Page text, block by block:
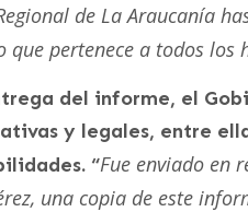
de La Araucanía
pertenece a todos los
del informe, el
y legales, entre
“Fue enviado en
una copia de este